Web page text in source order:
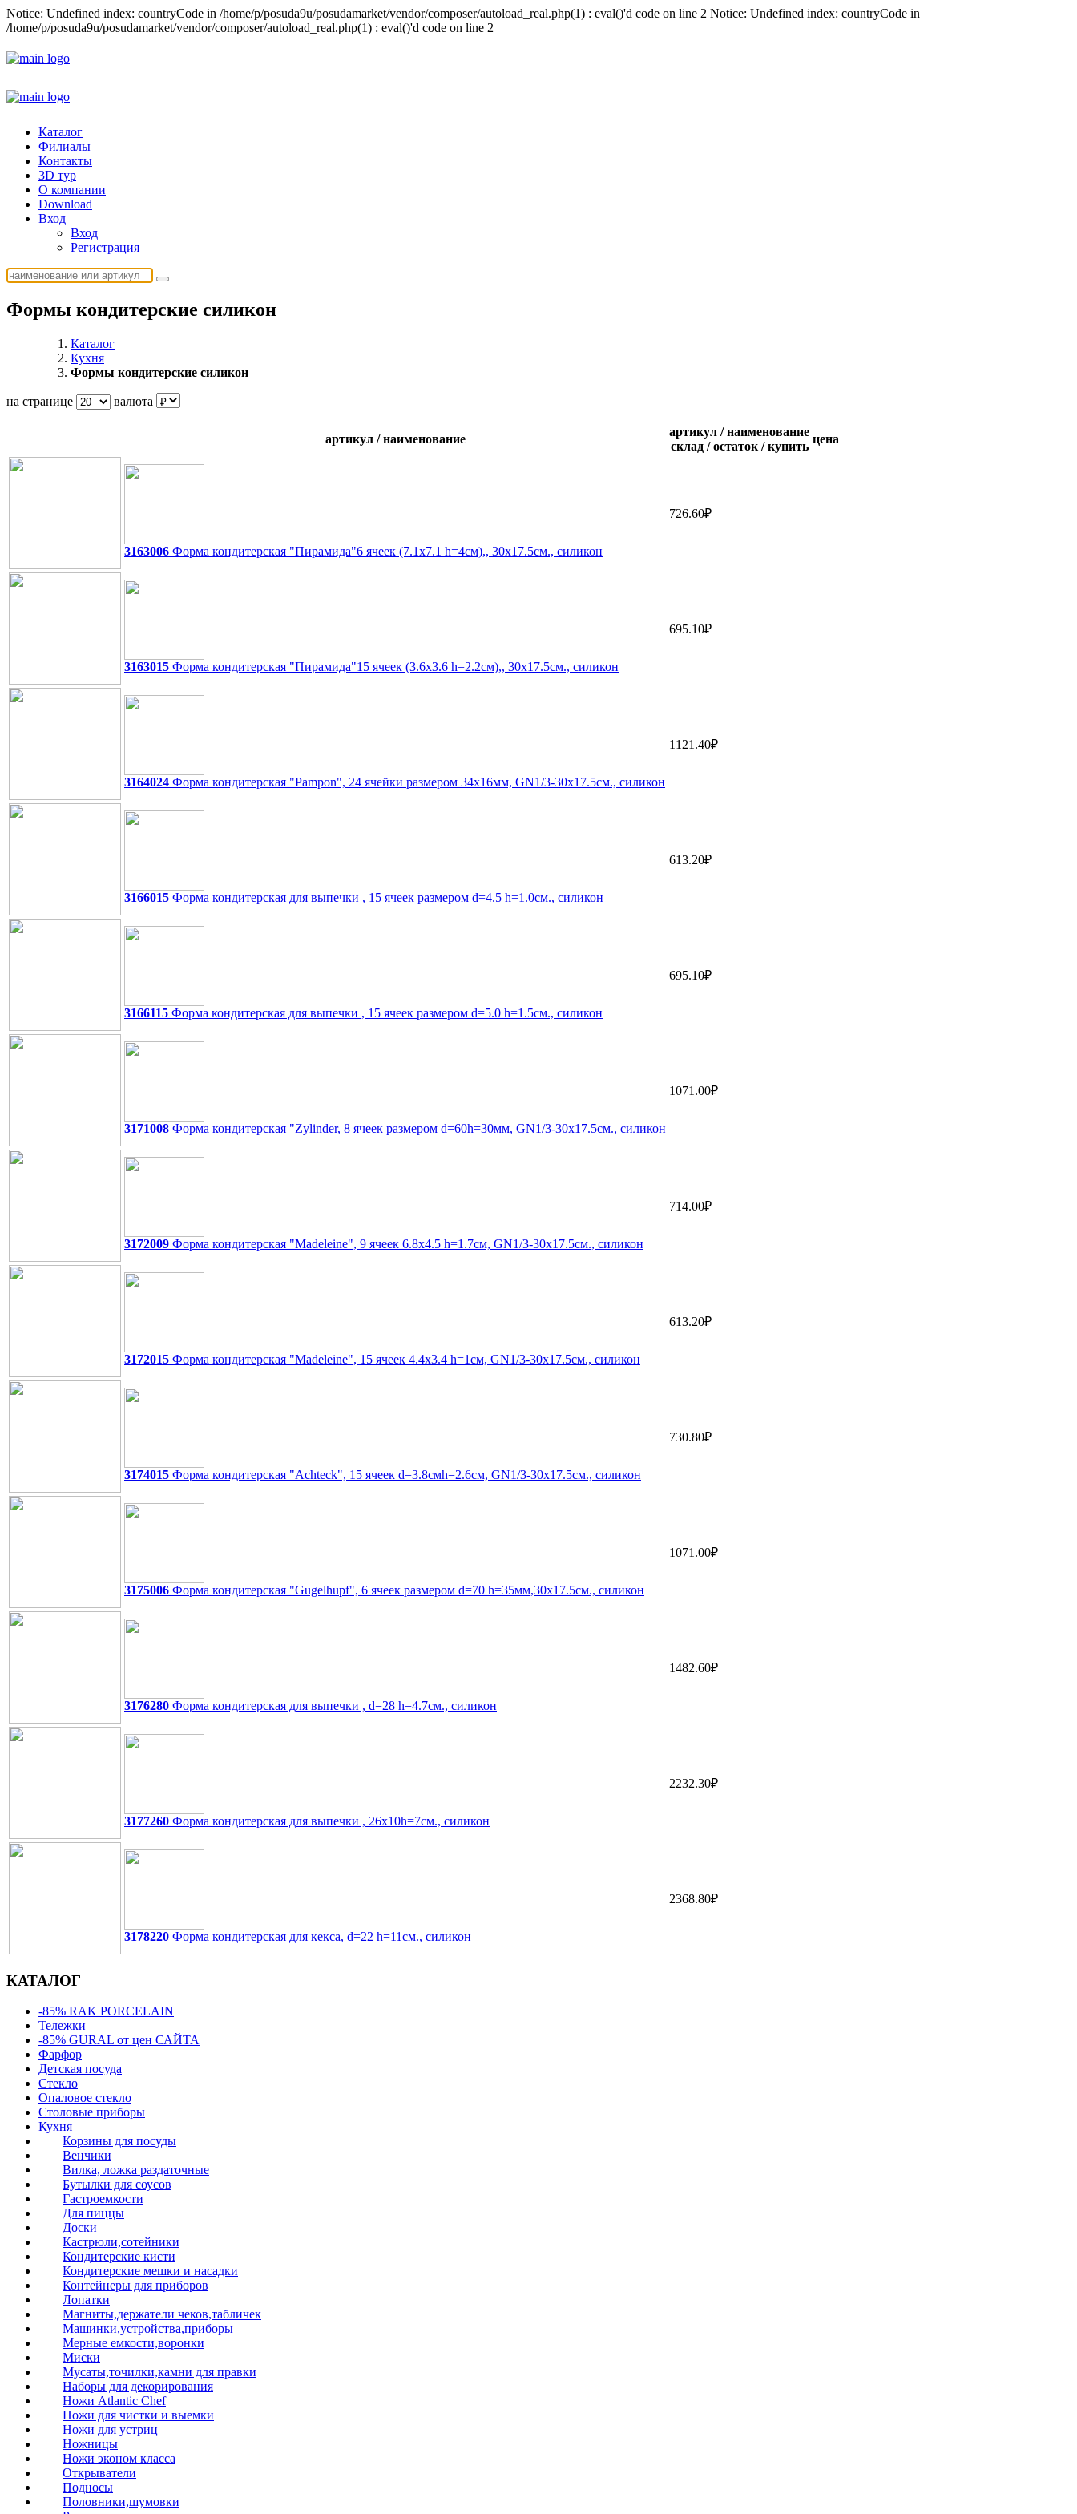
Notice: Undefined index: countryCode in /home/p/posuda9u/posudamarket/vendor/composer/autoload_real.php(1) : eval()'d code on line 2 Notice: Undefined index: countryCode in
/home/p/posuda9u/posudamarket/vendor/composer/autoload_real.php(1) : eval()'d code on line 2
Каталог
Филиалы
Контакты
3D тур
О компании
Download
Вход
Вход
Регистрация
Формы кондитерские силикон
Каталог
Кухня
Формы кондитерские силикон
на странице валюта
артикул / наименование
артикул / наименование
склад / остаток / купить
цена
3163006 Форма кондитерская "Пирамида"6 ячеек (7.1х7.1 h=4см),, 30х17.5см., силикон
726.60₽
3163015 Форма кондитерская "Пирамида"15 ячеек (3.6х3.6 h=2.2см),, 30х17.5см., силикон
695.10₽
3164024 Форма кондитерская "Pampon", 24 ячейки размером 34х16мм, GN1/3-30х17.5см., силикон
1121.40₽
3166015 Форма кондитерская для выпечки , 15 ячеек размером d=4.5 h=1.0см., силикон
613.20₽
3166115 Форма кондитерская для выпечки , 15 ячеек размером d=5.0 h=1.5см., силикон
695.10₽
3171008 Форма кондитерская "Zylinder, 8 ячеек размером d=60h=30мм, GN1/3-30х17.5см., силикон
1071.00₽
3172009 Форма кондитерская "Madeleine", 9 ячеек 6.8х4.5 h=1.7см, GN1/3-30х17.5см., силикон
714.00₽
3172015 Форма кондитерская "Madeleine", 15 ячеек 4.4х3.4 h=1см, GN1/3-30х17.5см., силикон
613.20₽
3174015 Форма кондитерская "Achteck", 15 ячеек d=3.8смh=2.6см, GN1/3-30х17.5см., силикон
730.80₽
3175006 Форма кондитерская "Gugelhupf", 6 ячеек размером d=70 h=35мм,30х17.5см., силикон
1071.00₽
3176280 Форма кондитерская для выпечки , d=28 h=4.7см., силикон
1482.60₽
3177260 Форма кондитерская для выпечки , 26х10h=7см., силикон
2232.30₽
3178220 Форма кондитерская для кекса, d=22 h=11см., силикон
2368.80₽
КАТАЛОГ
-85% RAK PORCELAIN
Тележки
-85% GURAL от цен САЙТА
Фарфор
Детская посуда
Стекло
Опаловое стекло
Столовые приборы
Кухня
Корзины для посуды
Венчики
Вилка, ложка раздаточные
Бутылки для соусов
Гастроемкости
Для пиццы
Доски
Кастрюли,сотейники
Кондитерские кисти
Кондитерские мешки и насадки
Контейнеры для приборов
Лопатки
Магниты,держатели чеков,табличек
Машинки,устройства,приборы
Мерные емкости,воронки
Миски
Мусаты,точилки,камни для правки
Наборы для декорирования
Ножи Atlantic Chef
Ножи для чистки и выемки
Ножи для устриц
Ножницы
Ножи эконом класса
Открыватели
Подносы
Половники,шумовки